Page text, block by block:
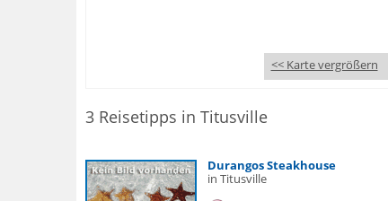
<< Karte vergrößern
3 Reisetipps in Titusville
Durangos Steakhouse
in Titusville